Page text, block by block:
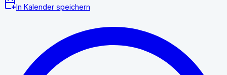
In Kalender speichern